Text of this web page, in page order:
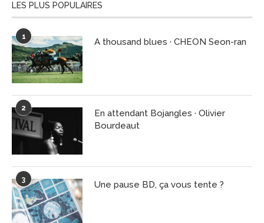
LES PLUS POPULAIRES
1 A thousand blues · CHEON Seon-ran
2
En attendant Bojangles · Olivier
Bourdeaut
3 Une pause BD, ça vous tente ?